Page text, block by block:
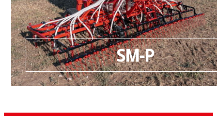
SM-P